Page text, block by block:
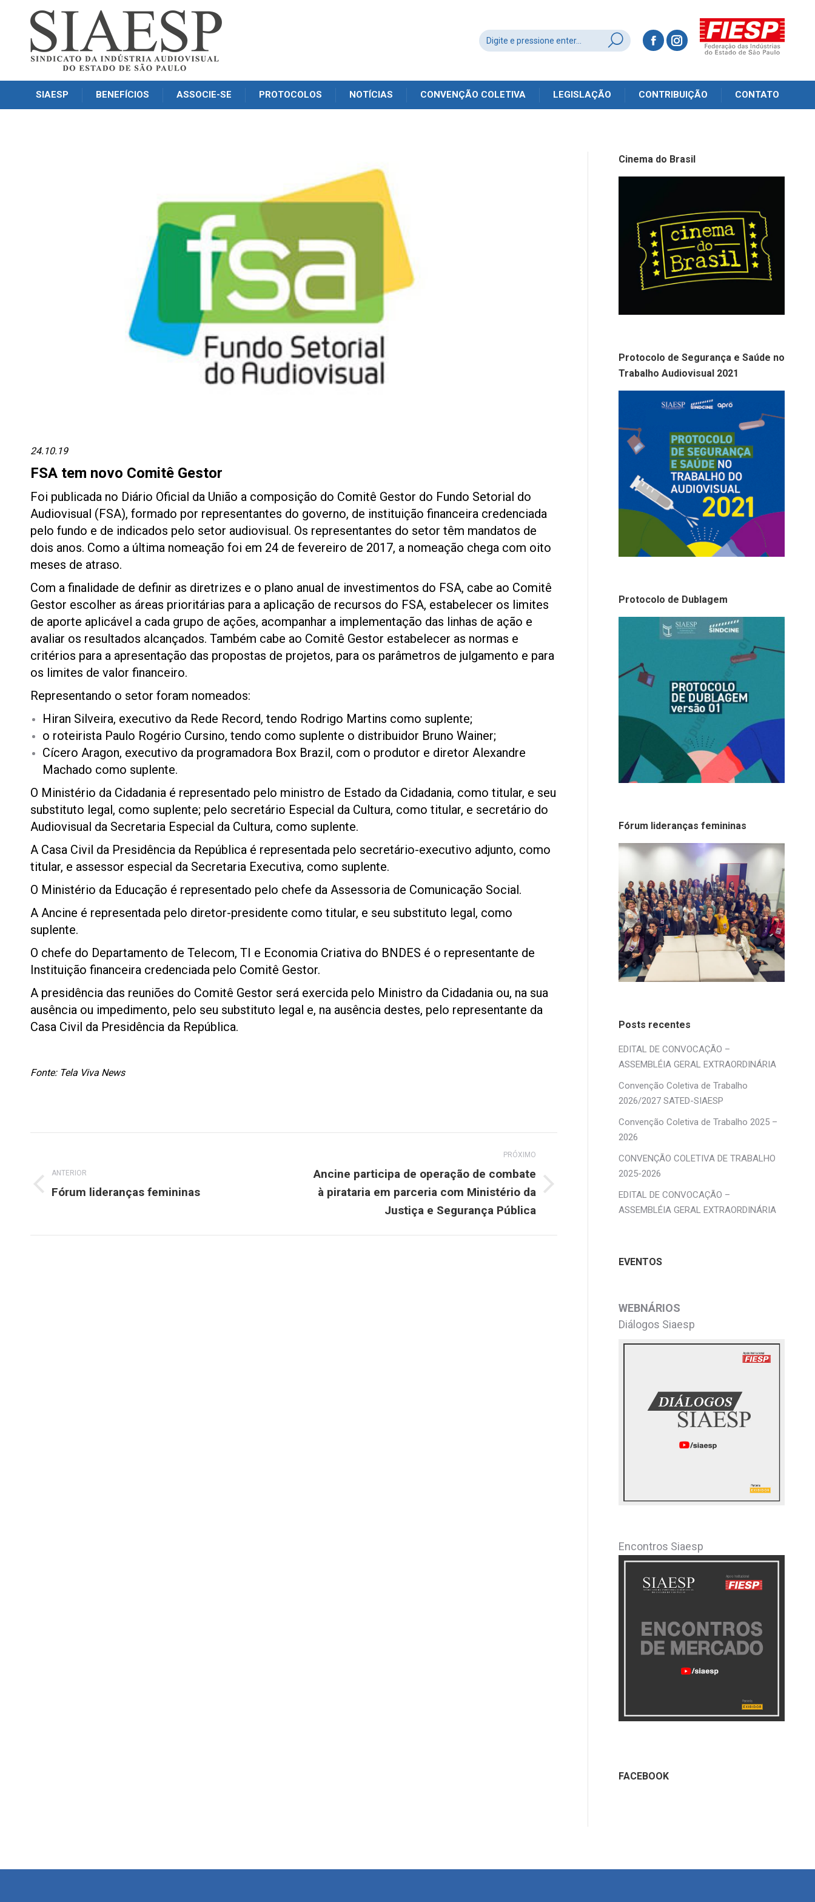
SIAESP BENEFÍCIOS ASSOCIE-SE PROTOCOLOS NOTÍCIAS CONVENÇÃO COLETIVA LEGISLAÇÃO CONTRIBUIÇÃO CONTATO
24.10.19
FSA tem novo Comitê Gestor
Foi publicada no Diário Oficial da União a composição do Comitê Gestor do Fundo Setorial do
Audiovisual (FSA), formado por representantes do governo, de instituição financeira credenciada
pelo fundo e de indicados pelo setor audiovisual. Os representantes do setor têm mandatos de
dois anos. Como a última nomeação foi em 24 de fevereiro de 2017, a nomeação chega com oito
meses de atraso.
Com a finalidade de definir as diretrizes e o plano anual de investimentos do FSA, cabe ao Comitê
Gestor escolher as áreas prioritárias para a aplicação de recursos do FSA, estabelecer os limites
de aporte aplicável a cada grupo de ações, acompanhar a implementação das linhas de ação e
avaliar os resultados alcançados. Também cabe ao Comitê Gestor estabelecer as normas e
critérios para a apresentação das propostas de projetos, para os parâmetros de julgamento e para
os limites de valor financeiro.
Representando o setor foram nomeados:
Hiran Silveira, executivo da Rede Record, tendo Rodrigo Martins como suplente;
o roteirista Paulo Rogério Cursino, tendo como suplente o distribuidor Bruno Wainer;
Cícero Aragon, executivo da programadora Box Brazil, com o produtor e diretor Alexandre
Machado como suplente.
O Ministério da Cidadania é representado pelo ministro de Estado da Cidadania, como titular, e seu
substituto legal, como suplente; pelo secretário Especial da Cultura, como titular, e secretário do
Audiovisual da Secretaria Especial da Cultura, como suplente.
A Casa Civil da Presidência da República é representada pelo secretário-executivo adjunto, como
titular, e assessor especial da Secretaria Executiva, como suplente.
O Ministério da Educação é representado pelo chefe da Assessoria de Comunicação Social.
A Ancine é representada pelo diretor-presidente como titular, e seu substituto legal, como
suplente.
O chefe do Departamento de Telecom, TI e Economia Criativa do BNDES é o representante de
Instituição financeira credenciada pelo Comitê Gestor.
A presidência das reuniões do Comitê Gestor será exercida pelo Ministro da Cidadania ou, na sua
ausência ou impedimento, pelo seu substituto legal e, na ausência destes, pelo representante da
Casa Civil da Presidência da República.
Fonte: Tela Viva News
de
post:
ANTERIOR
Post
Fórum lideranças femininas
PRÓXIMO
Próximo
Ancine participa de operação de combate
à pirataria em parceria com Ministério da
Justiça e Segurança Pública
Cinema do Brasil
Protocolo de Segurança e Saúde no
Trabalho Audiovisual 2021
Protocolo de Dublagem
Fórum lideranças femininas
Posts recentes
EDITAL DE CONVOCAÇÃO –
ASSEMBLÉIA GERAL EXTRAORDINÁRIA
Convenção Coletiva de Trabalho
2026/2027 SATED-SIAESP
Convenção Coletiva de Trabalho 2025 –
2026
CONVENÇÃO COLETIVA DE TRABALHO
2025-2026
EDITAL DE CONVOCAÇÃO –
ASSEMBLÉIA GERAL EXTRAORDINÁRIA
EVENTOS
WEBNÁRIOS
Diálogos Siaesp
Encontros Siaesp
FACEBOOK